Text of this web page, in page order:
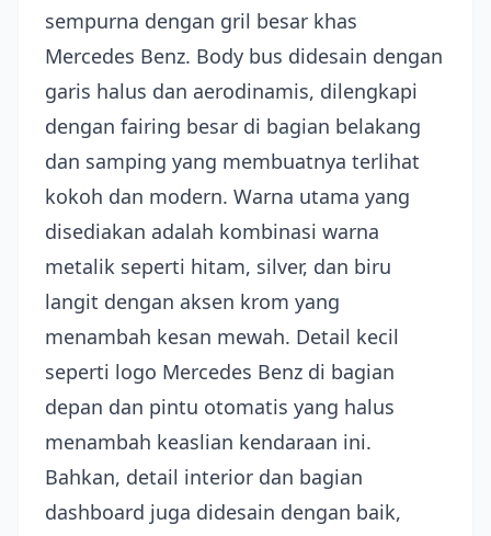
sempurna dengan gril besar khas
Mercedes Benz. Body bus didesain dengan
garis halus dan aerodinamis, dilengkapi
dengan fairing besar di bagian belakang
dan samping yang membuatnya terlihat
kokoh dan modern. Warna utama yang
disediakan adalah kombinasi warna
metalik seperti hitam, silver, dan biru
langit dengan aksen krom yang
menambah kesan mewah. Detail kecil
seperti logo Mercedes Benz di bagian
depan dan pintu otomatis yang halus
menambah keaslian kendaraan ini.
Bahkan, detail interior dan bagian
dashboard juga didesain dengan baik,